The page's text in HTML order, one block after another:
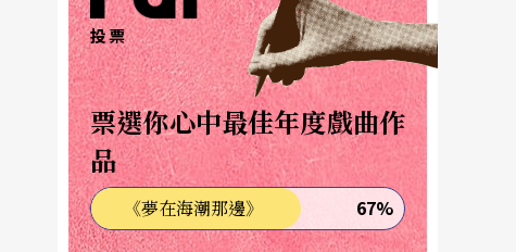
投票
票選你心中最佳年度戲曲作
品
《夢在海潮那邊》 67%